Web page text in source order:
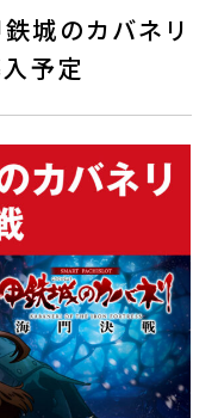
城のカバネリ
予定